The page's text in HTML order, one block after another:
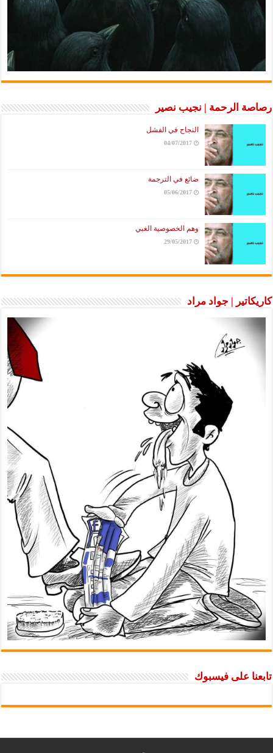
رصاصة الرحمة | نجيب نصير
النجاح في الفشل
04/07/2017
ضائع في الترجمة
05/06/2017
وهم الخصوصية الغبي
29/05/2017
كاريكاتير | جواد مراد
تابعنا على فيسبوك